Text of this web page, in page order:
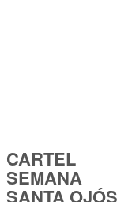
CARTEL
SEMANA
SANTA OJÓS